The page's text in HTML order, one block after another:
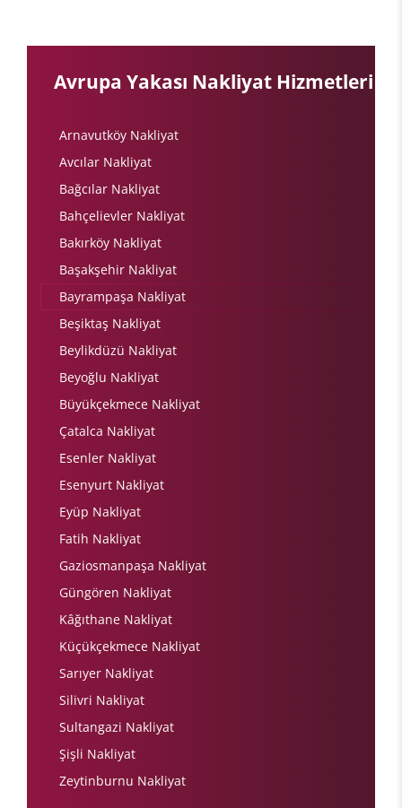
Avrupa Yakası Nakliyat Hizmetleri
Arnavutköy Nakliyat
Avcılar Nakliyat
Bağcılar Nakliyat
Bahçelievler Nakliyat
Bakırköy Nakliyat
Başakşehir Nakliyat
Bayrampaşa Nakliyat
Beşiktaş Nakliyat
Beylikdüzü Nakliyat
Beyoğlu Nakliyat
Büyükçekmece Nakliyat
Çatalca Nakliyat
Esenler Nakliyat
Esenyurt Nakliyat
Eyüp Nakliyat
Fatih Nakliyat
Gaziosmanpaşa Nakliyat
Güngören Nakliyat
Kâğıthane Nakliyat
Küçükçekmece Nakliyat
Sarıyer Nakliyat
Silivri Nakliyat
Sultangazi Nakliyat
Şişli Nakliyat
Zeytinburnu Nakliyat